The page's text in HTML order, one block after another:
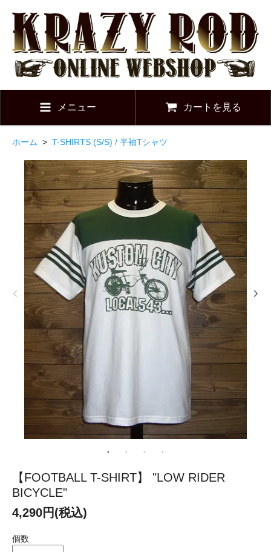
メニュー カートを見る
ホーム > T-SHIRTS (S/S) / 半袖Tシャツ
【FOOTBALL T-SHIRT】 "LOW RIDER
BICYCLE"
4,290円(税込)
個数